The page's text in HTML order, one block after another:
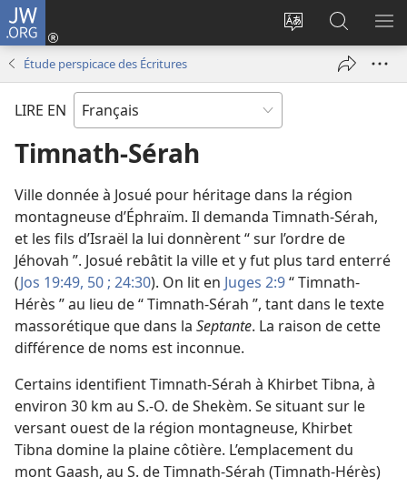
JW.ORG
Changer
langue
Se
connecter
nouvelle
sur
JW.ORG
Étude perspicace des Écritures
LIRE EN
Timnath-Sérah
Ville donnée à Josué pour héritage dans la région
montagneuse d’Éphraïm. Il demanda Timnath-Sérah,
et les fils d’Israël la lui donnèrent “ sur l’ordre de
Jéhovah ”. Josué rebâtit la ville et y fut plus tard enterré
(Jos 19:49, 50 ; 24:30). On lit en Juges 2:9“ Timnath-
Hérès ” au lieu de “ Timnath-Sérah ”, tant dans le texte
massorétique que dans la Septante. La raison de cette
différence de noms est inconnue.
Certains identifient Timnath-Sérah à Khirbet Tibna, à
environ 30 km au S.-O. de Shekèm. Se situant sur le
versant ouest de la région montagneuse, Khirbet
Tibna domine la plaine côtière. L’emplacement du
mont Gaash, au S. de Timnath-Sérah (Timnath-Hérès)